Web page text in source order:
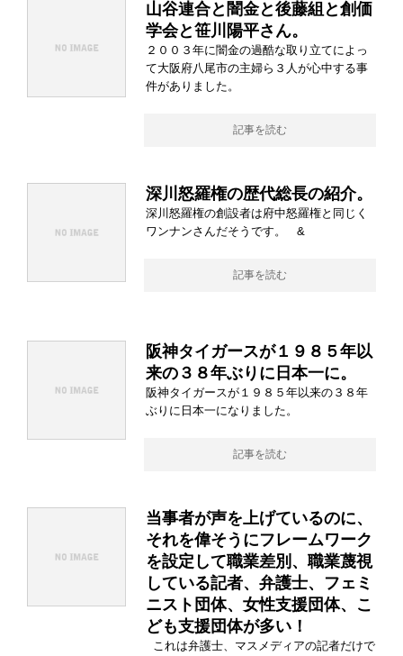
山谷連合と闇金と後藤組と創価
学会と笹川陽平さん。
２００３年に闇金の過酷な取り立てによっ
て大阪府八尾市の主婦ら３人が心中する事
件がありました。
記事を読む
深川怒羅権の歴代総長の紹介。
深川怒羅権の創設者は府中怒羅権と同じく
ワンナンさんだそうです。 &
記事を読む
阪神タイガースが１９８５年以
来の３８年ぶりに日本一に。
阪神タイガースが１９８５年以来の３８年
ぶりに日本一になりました。
記事を読む
当事者が声を上げているのに、
それを偉そうにフレームワーク
を設定して職業差別、職業蔑視
している記者、弁護士、フェミ
ニスト団体、女性支援団体、こ
ども支援団体が多い！
これは弁護士、マスメディアの記者だけで